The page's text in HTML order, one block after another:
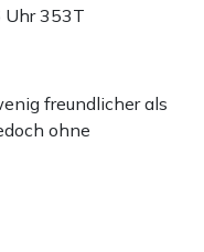
Uhr353T
freundlicher als
ohne